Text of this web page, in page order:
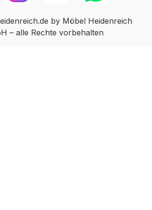
by Möbel Heidenreich
– alle Rechte vorbehalten